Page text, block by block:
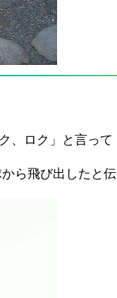
、ロク」と言っ
ら飛び出したと